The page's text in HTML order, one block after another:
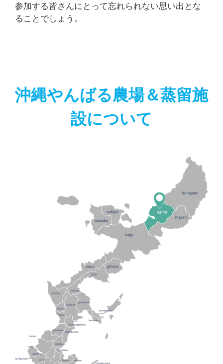
参加する皆さんにとって忘れられない思い出とな
ることでしょう。
沖縄やんばる農場＆蒸留施
設について